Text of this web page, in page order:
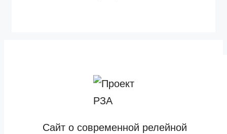
Сайт о современной релейной